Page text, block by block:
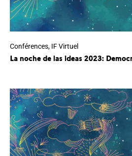
Conférences, IF Virtuel
La noche de las ideas 2023: